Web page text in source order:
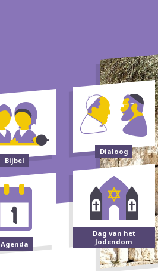
Bijbel
Dialoog
Agenda
Dag van het
Jodendom